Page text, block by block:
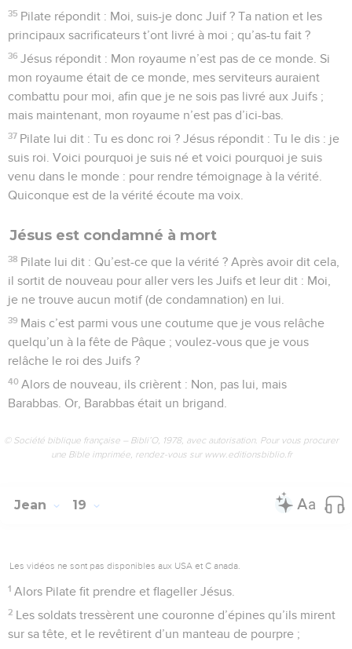
35 Pilate répondit : Moi, suis-je donc Juif ? Ta nation et les
principaux sacrificateurs t’ont livré à moi ; qu’as-tu fait ?
36 Jésus répondit : Mon royaume n’est pas de ce monde. Si
mon royaume était de ce monde, mes serviteurs auraient
combattu pour moi, afin que je ne sois pas livré aux Juifs ;
mais maintenant, mon royaume n’est pas d’ici-bas.
37 Pilate lui dit : Tu es donc roi ? Jésus répondit : Tu le dis : je
suis roi. Voici pourquoi je suis né et voici pourquoi je suis
venu dans le monde : pour rendre témoignage à la vérité.
Quiconque est de la vérité écoute ma voix.
Jésus est condamné à mort
38 Pilate lui dit : Qu’est-ce que la vérité ? Après avoir dit cela,
il sortit de nouveau pour aller vers les Juifs et leur dit : Moi,
je ne trouve aucun motif (de condamnation) en lui.
39 Mais c’est parmi vous une coutume que je vous relâche
quelqu’un à la fête de Pâque ; voulez-vous que je vous
relâche le roi des Juifs ?
40 Alors de nouveau, ils crièrent : Non, pas lui, mais
Barabbas. Or, Barabbas était un brigand.
© Société biblique française – Bibli’O, 1978, avec autorisation. Pour vous procurer
une Bible imprimée, rendez-vous sur www.editionsbiblio.fr
Jean 19
Les vidéos ne sont pas disponibles aux USA et C anada.
1 Alors Pilate fit prendre et flageller Jésus.
2 Les soldats tressèrent une couronne d’épines qu’ils mirent
sur sa tête, et le revêtirent d’un manteau de pourpre ;